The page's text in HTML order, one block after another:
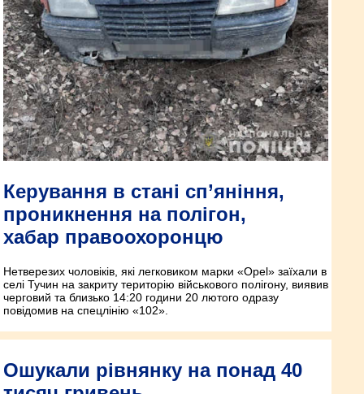
Керування в стані сп’яніння,
проникнення на полігон,
хабар правоохоронцю
Нетверезих чоловіків, які легковиком марки «Opel» заїхали в
селі Тучин на закриту територію військового полігону, виявив
черговий та близько 14:20 години 20 лютого одразу
повідомив на спецлінію «102».
Ошукали рівнянку на понад 40